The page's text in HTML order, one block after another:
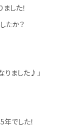
した！
たか？
りました♪」
でした！